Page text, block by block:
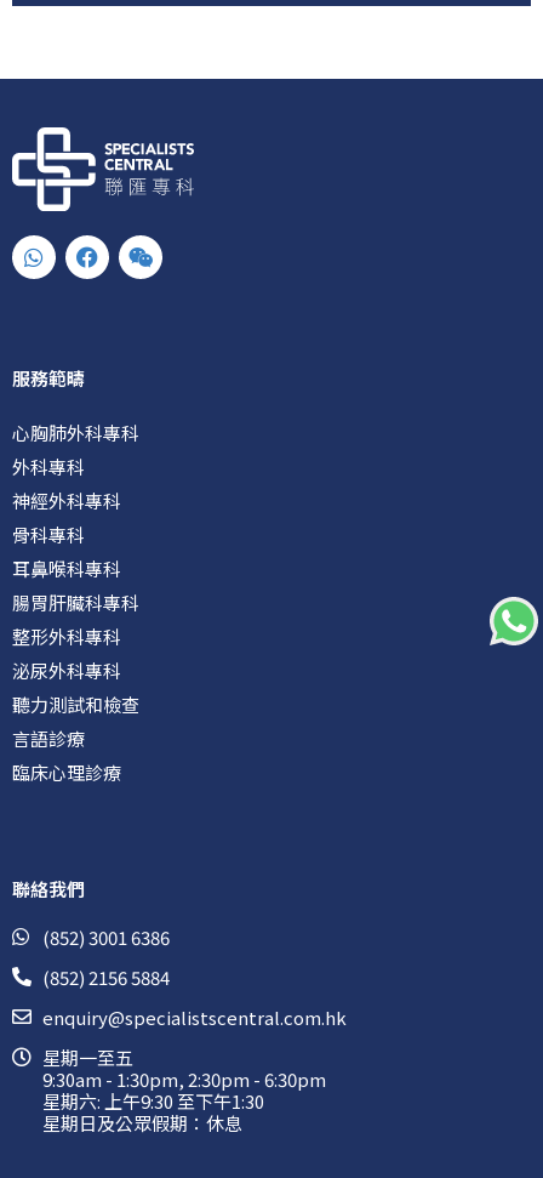
W
h
a
p
p
F
a
c
W
e
i
服務範疇
心胸肺外科專科
外科專科
神經外科專科
骨科專科
耳鼻喉科專科
腸胃肝臟科專科
整形外科專科
泌尿外科專科
聽力測試和檢查
言語診療
臨床心理診療
聯絡我們
(852) 3001 6386
(852) 2156 5884
enquiry@specialistscentral.com.hk
星期一至五
9:30am - 1:30pm, 2:30pm - 6:30pm
星期六: 上午9:30 至下午1:30
星期日及公眾假期：休息